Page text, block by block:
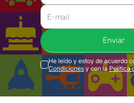
Enviar
He leído y estoy de acuerdo
Condiciones y con la Política